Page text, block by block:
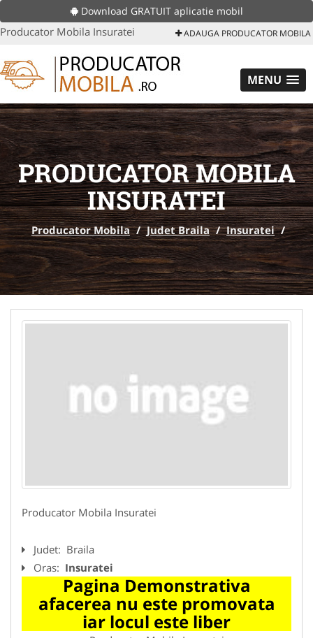
Download GRATUIT aplicatie mobil
Producator Mobila Insuratei ADAUGA PRODUCATOR MOBILA
MENU
PRODUCATOR MOBILA
INSURATEI
Producator Mobila / Judet Braila / Insuratei /
Producator Mobila Insuratei
Judet: Braila
Oras: Insuratei
Pagina Demonstrativa
afacerea nu este promovata
iar locul este liber